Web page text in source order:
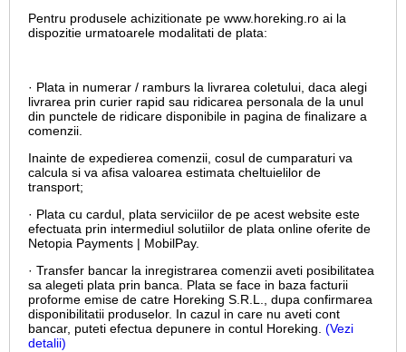
Pentru produsele achizitionate pe www.horeking.ro ai la
dispozitie urmatoarele modalitati de plata:
· Plata in numerar / ramburs la livrarea coletului, daca alegi
livrarea prin curier rapid sau ridicarea personala de la unul
din punctele de ridicare disponibile in pagina de finalizare a
comenzii.
Inainte de expedierea comenzii, cosul de cumparaturi va
calcula si va afisa valoarea estimata cheltuielilor de
transport;
· Plata cu cardul, plata serviciilor de pe acest website este
efectuata prin intermediul solutiilor de plata online oferite de
Netopia Payments | MobilPay.
· Transfer bancar la inregistrarea comenzii aveti posibilitatea
sa alegeti plata prin banca. Plata se face in baza facturii
proforme emise de catre Horeking S.R.L., dupa confirmarea
disponibilitatii produselor. In cazul in care nu aveti cont
bancar, puteti efectua depunere in contul Horeking. (Vezi
detalii)